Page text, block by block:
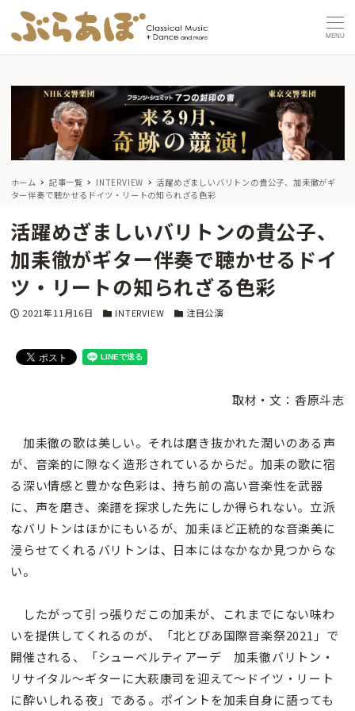
MENU
ホーム 記事一覧 INTERVIEW
活躍めざましいバリトンの貴公子、加耒徹がギ
ター伴奏で聴かせるドイツ・リートの知られざる色彩
活躍めざましいバリトンの貴公子、
加耒徹がギター伴奏で聴かせるドイ
ツ・リートの知られざる色彩
投稿日
2021年11月16日 カテゴリー
INTERVIEW カテゴリー
注目公演
取材・文：香原斗志
加耒徹の歌は美しい。それは磨き抜かれた潤いのある声
が、音楽的に隙なく造形されているからだ。加耒の歌に宿
る深い情感と豊かな色彩は、持ち前の高い音楽性を武器
に、声を磨き、楽譜を探求した先にしか得られない。立派
なバリトンはほかにもいるが、加耒ほど正統的な音楽美に
浸らせてくれるバリトンは、日本にはなかなか見つからな
い。
したがって引っ張りだこの加耒が、これまでにない味わ
いを提供してくれるのが、「北とぴあ国際音楽祭2021」で
開催される、「シューベルティアーデ 加耒徹バリトン・
リサイタル～ギターに大萩康司を迎えて～ドイツ・リート
に酔いしれる夜」である。ポイントを加耒自身に語っても